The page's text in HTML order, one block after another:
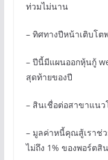
ท่วมไม่นาน
– ทิศทางปีหน้าเติบโต
– ปีนี้มีแผนออกหุ้นกู้
สุดท้ายของปี
– สินเชื่อต่อสาขาแนว
– มูลค่าหนี้คุณสู้เราช่ว
ไม่ถึง 1% ของพอร์ตสิ